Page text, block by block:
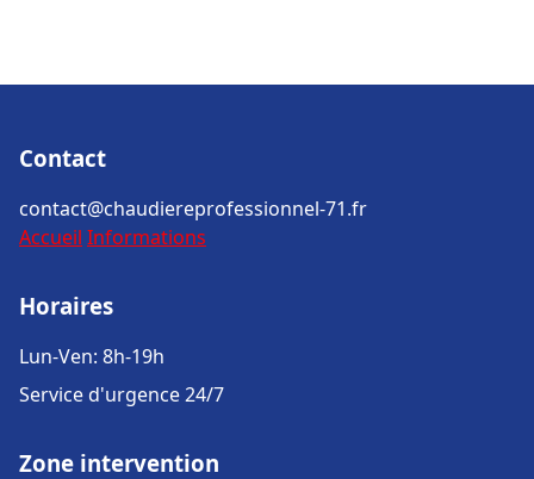
Contact
contact@chaudiereprofessionnel-71.fr
Accueil Informations
Horaires
Lun-Ven: 8h-19h
Service d'urgence 24/7
Zone intervention